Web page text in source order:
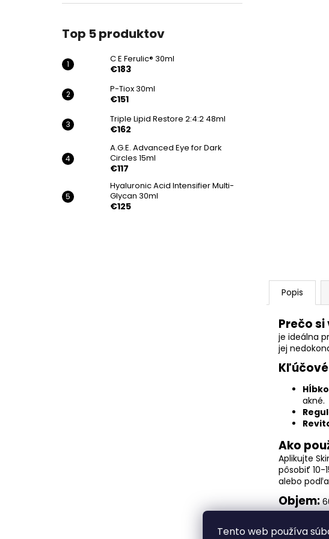
Tento web používa
Top 5 produktov
C E Ferulic® 30ml
€183
P-Tiox 30ml
€151
Triple Lipid Restore 2:4:2 48ml
€162
A.G.E. Advanced Eye for Dark
Circles 15ml
€117
Hyaluronic Acid Intensifier Multi-
Glycan 30ml
€125
Popis
Prečo
je ideálna
jej
akné.
Ako
Aplikujte
pôsobiť 10-
alebo
Objem:
€183